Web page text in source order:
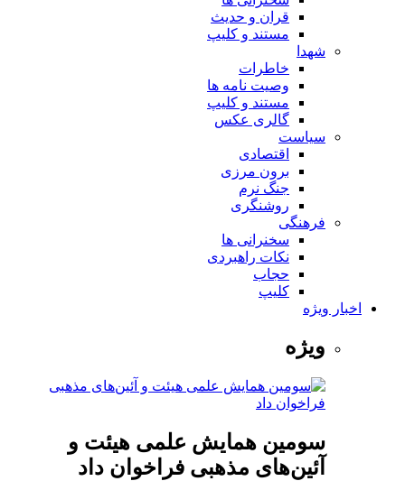
قران و حدیث
مستند و کلیپ
شهدا
خاطرات
وصیت نامه ها
مستند و کلیپ
گالری عکس
سیاست
اقتصادی
برون مرزی
جنگ نرم
روشنگری
فرهنگی
سخنرانی ها
نکات راهبردی
حجاب
کلیپ
اخبار ویژه
ویژه
سومین همایش علمی هیئت و
آئین‌های مذهبی فراخوان داد